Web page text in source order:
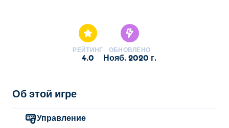
Интеллектуальные игры.
РЕЙТИНГ
4.0
ОБНОВЛЕНО
нояб. 2020 г.
Об этой игре
Управление